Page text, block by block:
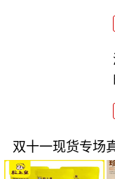
双十一现货专场